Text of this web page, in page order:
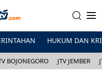
HUKUM DAN
BOJONEGORO JTV JEMBER